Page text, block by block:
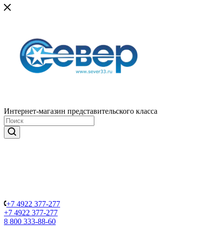
Интернет-магазин представительского класса
+7 4922 377-277
+7 4922 377-277
8 800 333-88-60